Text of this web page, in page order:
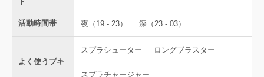
活動時間帯 夜（19 - 23） 深（23 - 03）
よく使うブキ
スプラシューター ロングブラスター
スプラチャージャー